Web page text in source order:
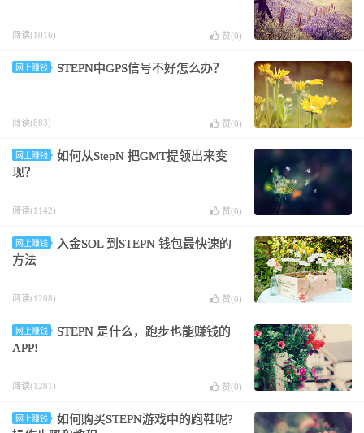
阅读(1016) 赞(0)
网上赚钱 STEPN中GPS信号不好怎么办？
阅读(883) 赞(0)
网上赚钱
如何从StepN 把GMT提领出来变
现？
阅读(1142) 赞(0)
网上赚钱
入金SOL 到STEPN 钱包最快速的
方法
阅读(1208) 赞(0)
网上赚钱
STEPN 是什么，跑步也能赚钱的
APP!
阅读(1281) 赞(0)
网上赚钱
如何购买STEPN游戏中的跑鞋呢?